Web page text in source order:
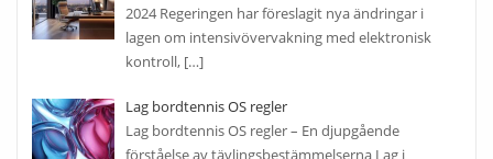
2024 Regeringen har föreslagit nya ändringar i
lagen om intensivövervakning med elektronisk
kontroll, […]
Lag bordtennis OS regler
Lag bordtennis OS regler – En djupgående